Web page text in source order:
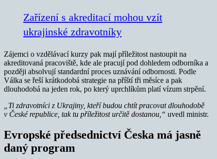
Zařízení s akreditací mohou vzít
ukrajinské zdravotníky
Zájemci o vzdělávací kurzy pak mají příležitost nastoupit na
akreditovaná pracoviště, kde ale pracují pod dohledem odborníka a
později absolvují standardní proces uznávání odbornosti. Podle
Válka se řeší krátkodobá strategie na příští tři měsíce a pak
dlouhodobá na jeden rok, po který uprchlíkům platí vízum strpění.
„Ti zdravotníci z Ukrajiny, kteří budou chtít pracovat dlouhodobě
v České republice, tak tu příležitost určitě dostanou,“ uvedl ministr.
Evropské předsednictví Česka má jasně
daný program